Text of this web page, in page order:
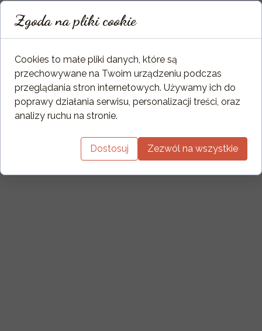
Zgoda na pliki cookie
Cookies to małe pliki danych, które są
przechowywane na Twoim urządzeniu podczas
przeglądania stron internetowych. Używamy ich do
poprawy działania serwisu, personalizacji treści, oraz
analizy ruchu na stronie.
Dostosuj Zezwól na wszystkie